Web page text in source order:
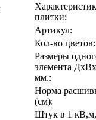
плитки:
Артикул:
Кол-во цветов:
Размеры
элемента
мм.:
Норма
(см):
Штук в 1 кВ,м,